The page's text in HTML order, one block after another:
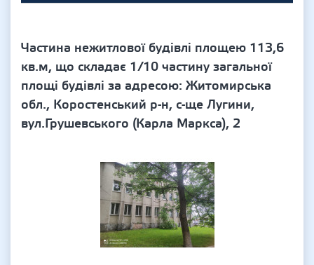
Частина нежитлової будівлі площею 113,6
кв.м, що складає 1/10 частину загальної
площі будівлі за адресою: Житомирська
обл., Коростенський р-н, с-ще Лугини,
вул.Грушевського (Карла Маркса), 2